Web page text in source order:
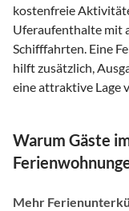
kostenfreie
Uferaufenthalte mit
Schifffahrten. Eine
hilft zusätzlich,
eine attraktive Lage
Warum Gäste
Mehr